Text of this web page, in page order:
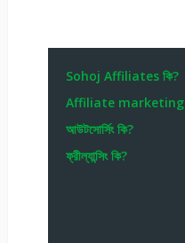
Sohoj Affiliates কি?
Affiliate marketing
আউটসোর্সিং কি?
ফ্রীল্যান্সিং কি?